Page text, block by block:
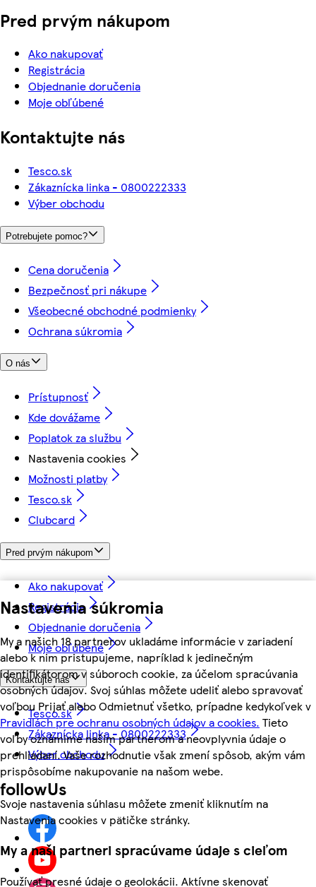
Nastavenia súkromia
My a našich 18 partnerov ukladáme informácie v zariadení
alebo k nim pristupujeme, napríklad k jedinečným
identifikátorom v súboroch cookie, za účelom spracúvania
osobných údajov. Svoj súhlas môžete udeliť alebo spravovať
voľbou Prijať alebo Odmietnuť všetko, prípadne kedykoľvek v
Pravidlách pre ochranu osobných údajov a cookies. Tieto
voľby oznámime našim partnerom a neovplyvnia údaje o
prehliadaní. Vaše rozhodnutie však zmení spôsob, akým vám
prispôsobíme nakupovanie na našom webe.
Svoje nastavenia súhlasu môžete zmeniť kliknutím na
Nastavenia cookies v pätičke stránky.
My a naši partneri spracúvame údaje s cieľom
Používať presné údaje o geolokácii. Aktívne skenovať
Pred prvým nákupom
Ako nakupovať
Registrácia
Objednanie doručenia
Moje obľúbené
Kontaktujte nás
Tesco.sk
Zákaznícka linka - 0800222333
Výber obchodu
Potrebujete pomoc?
Cena doručenia
Bezpečnosť pri nákupe
Všeobecné obchodné podmienky
Ochrana súkromia
O nás
Prístupnosť
Kde dovážame
Poplatok za službu
Nastavenia cookies
Možnosti platby
Tesco.sk
Clubcard
Pred prvým nákupom
Ako nakupovať
Registrácia
Objednanie doručenia
Moje obľúbené
Kontaktujte nás
Tesco.sk
Zákaznícka linka - 0800222333
Výber obchodu
followUs